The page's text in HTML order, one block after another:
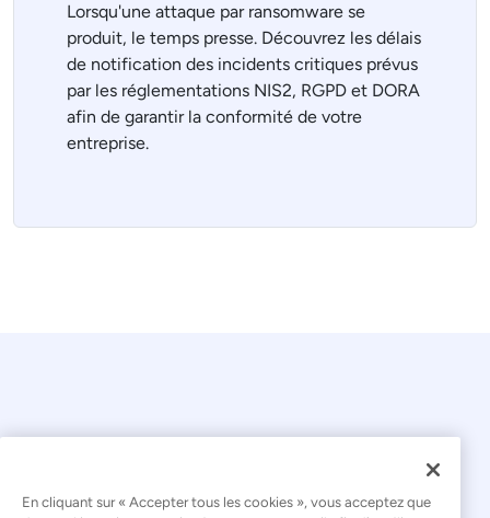
Lorsqu'une attaque par ransomware se
produit, le temps presse. Découvrez les délais
de notification des incidents critiques prévus
par les réglementations NIS2, RGPD et DORA
afin de garantir la conformité de votre
entreprise.
© 2026 Kaseya. Tous droits réservés.
En cliquant sur « Accepter tous les cookies », vous acceptez que